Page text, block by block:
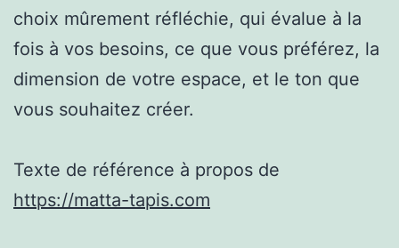
choix mûrement réfléchie, qui évalue à la
fois à vos besoins, ce que vous préférez, la
dimension de votre espace, et le ton que
vous souhaitez créer.
Texte de référence à propos de
https://matta-tapis.com